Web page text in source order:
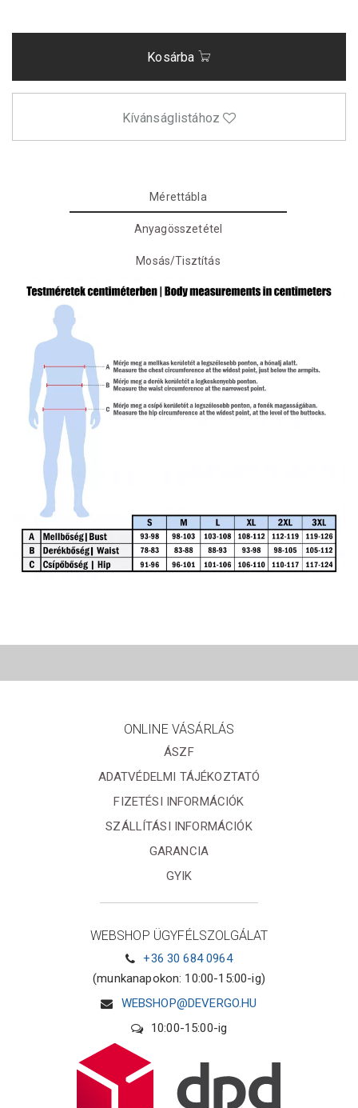
Kosárba
Kívánságlistához
Mérettábla
Anyagösszetétel
Mosás/Tisztítás
ONLINE VÁSÁRLÁS
ÁSZF
ADATVÉDELMI TÁJÉKOZTATÓ
FIZETÉSI INFORMÁCIÓK
SZÁLLÍTÁSI INFORMÁCIÓK
GARANCIA
GYIK
WEBSHOP ÜGYFÉLSZOLGÁLAT
+36 30 684 0964
(munkanapokon: 10:00-15:00-ig)
WEBSHOP@DEVERGO.HU
10:00-15:00-ig